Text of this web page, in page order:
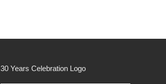
30 Years Celebration Logo